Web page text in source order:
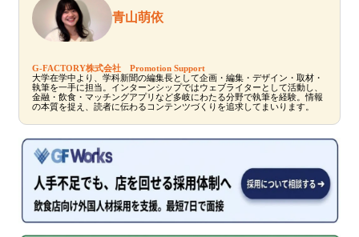
青山萌依
G-FACTORY株式会社 Promotion Support
大学在学中より、学科新聞の編集長として企画・編集・デザイン・取材・
執筆を一手に担当。インターンシップではウェブライターとして活動し、
金融・飲食・マッチングアプリなど多岐にわたる分野で執筆を経験。情報
の本質を捉え、読者に伝わるコンテンツづくりを追求してまいります。